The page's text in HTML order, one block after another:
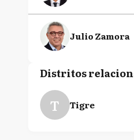
Julio Zamora
Distritos
T Tigre